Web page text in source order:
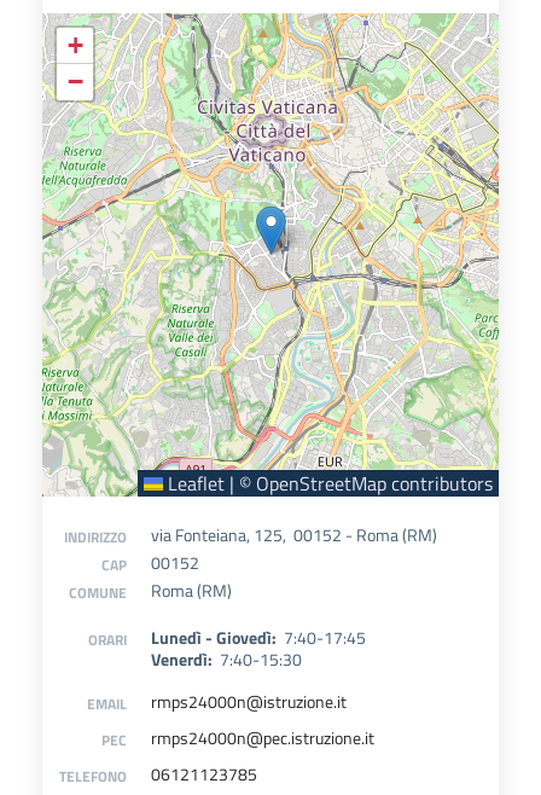
+
−
Leaflet | © OpenStreetMapcontributors
INDIRIZZO via Fonteiana, 125, 00152 - Roma (RM)
CAP 00152
COMUNE Roma (RM)
ORARI Lunedì - Giovedì: 7:40-17:45
Venerdì: 7:40-15:30
EMAIL rmps24000n@istruzione.it
PEC rmps24000n@pec.istruzione.it
TELEFONO
06121123785